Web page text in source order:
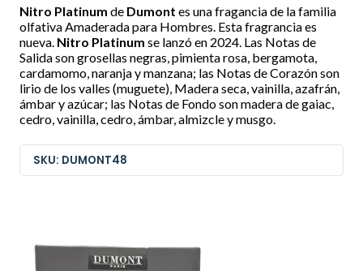
Nitro Platinum de Dumont es una fragancia de la familia
olfativa Amaderada para Hombres. Esta fragrancia es
nueva. Nitro Platinum se lanzó en 2024. Las Notas de
Salida son grosellas negras, pimienta rosa, bergamota,
cardamomo, naranja y manzana; las Notas de Corazón son
lirio de los valles (muguete), Madera seca, vainilla, azafrán,
ámbar y azúcar; las Notas de Fondo son madera de gaiac,
cedro, vainilla, cedro, ámbar, almizcle y musgo.
SKU: DUMONT48